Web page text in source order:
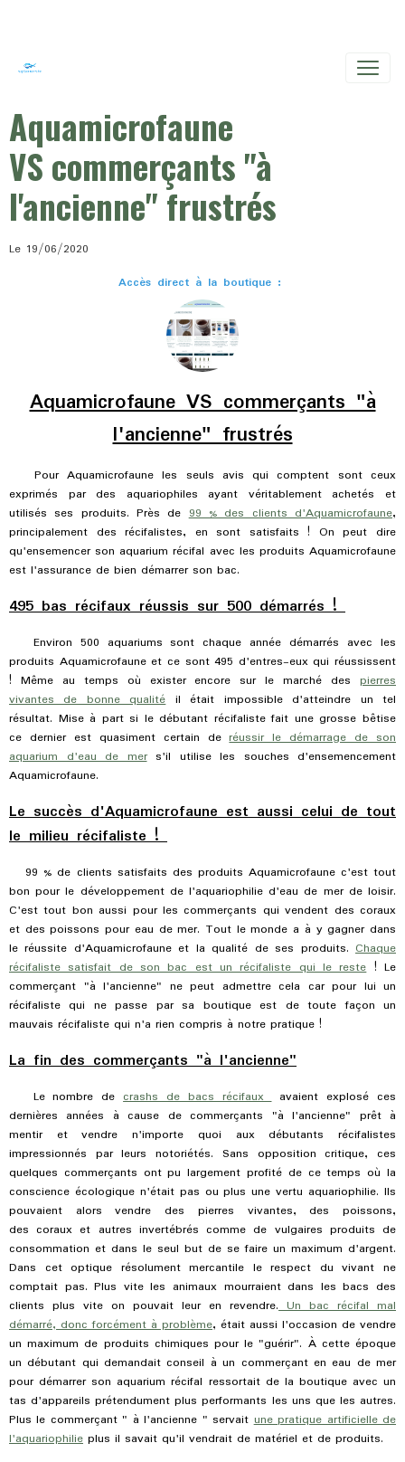
Aquamicrofaune
VS commerçants "à
l'ancienne" frustrés
Le 19/06/2020
Accès direct à la boutique :
Aquamicrofaune VS commerçants "à
l'ancienne" frustrés
Pour Aquamicrofaune les seuls avis qui comptent sont ceux
exprimés par des aquariophiles ayant véritablement achetés et
utilisés ses produits. Près de99 % des clients d'Aquamicrofaune,
principalement des récifalistes, en sont satisfaits ! On peut dire
qu'ensemencer son aquarium récifal avec les produits Aquamicrofaune
est l'assurance de bien démarrer son bac.
495 bas récifaux réussis sur 500 démarrés !
Environ 500 aquariums sont chaque année démarrés avec les
produits Aquamicrofaune et ce sont 495 d'entres-eux qui réussissent
! Même au temps où exister encore sur le marché des pierres
vivantes de bonne qualitéil était impossible d'atteindre un tel
résultat. Mise à part si le débutant récifaliste fait une grosse bêtise
ce dernier est quasiment certain deréussir le démarrage de son
aquarium d'eau de mers'il utilise les souches d'ensemencement
Aquamicrofaune.
Le succès d'Aquamicrofaune est aussi celui de tout
le milieu récifaliste !
99 % de clients satisfaits des produits Aquamicrofaune c'est tout
bon pour le développement de l'aquariophilie d'eau de mer de loisir.
C'est tout bon aussi pour les commerçants qui vendent des coraux
et des poissons pour eau de mer. Tout le monde a à y gagner dans
le réussite d'Aquamicrofaune et la qualité de ses produits. Chaque
récifaliste satisfait de son bac est un récifaliste qui le reste! Le
commerçant "à l'ancienne" ne peut admettre cela car pour lui un
récifaliste qui ne passe par sa boutique est de toute façon un
mauvais récifaliste qui n'a rien compris à notre pratique !
La fin des commerçants "à l'ancienne"
Le nombre decrashs de bacs récifauxavaient explosé ces
dernières années à cause de commerçants "à l'ancienne" prêt à
mentir et vendre n'importe quoi aux débutants récifalistes
impressionnés par leurs notoriétés. Sans opposition critique, ces
quelques commerçants ont pu largement profité de ce temps où la
conscience écologique n'était pas ou plus une vertu aquariophilie. Ils
pouvaient alors vendre des pierres vivantes, des poissons,
des coraux et autres invertébrés comme de vulgaires produits de
consommation et dans le seul but de se faire un maximum d'argent.
Dans cet optique résolument mercantile le respect du vivant ne
comptait pas. Plus vite les animaux mourraient dans les bacs des
clients plus vite on pouvait leur en revendre.Un bac récifal mal
démarré, donc forcément à problème, était aussi l'occasion de vendre
un maximum de produits chimiques pour le "guérir". À cette époque
un débutant qui demandait conseil à un commerçant en eau de mer
pour démarrer son aquarium récifal ressortait de la boutique avec un
tas d'appareils prétendument plus performants les uns que les autres.
Plus le commerçant " à l'ancienne " servaitune pratique artificielle de
l'aquariophilie plus il savait qu'il vendrait de matériel et de produits.